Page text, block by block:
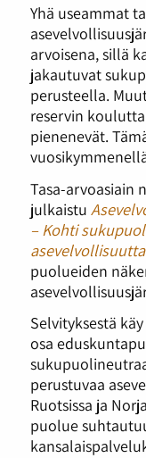
Yhä useammat
arvoisena, sillä
jakautuvat
perusteella.
reservin
pienenevät.
Tasa-arvoasiain
julkaistu
– Kohti
puolueiden
Selvityksestä
osa
perustuvaa
Ruotsissa ja
puolue